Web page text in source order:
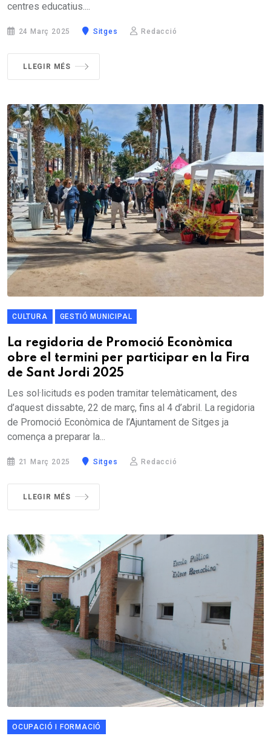
centres educatius....
24 Març 2025 Sitges Redacció
LLEGIR MÉS
CULTURA GESTIÓ MUNICIPAL
La regidoria de Promoció Econòmica
obre el termini per participar en la Fira
de Sant Jordi 2025
Les sol·licituds es poden tramitar telemàticament, des
d’aquest dissabte, 22 de març, fins al 4 d’abril. La regidoria
de Promoció Econòmica de l’Ajuntament de Sitges ja
comença a preparar la...
21 Març 2025 Sitges Redacció
LLEGIR MÉS
OCUPACIÓ I FORMACIÓ